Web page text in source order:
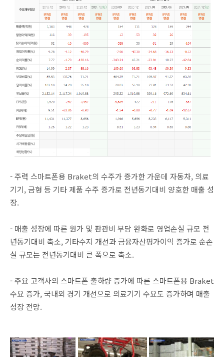
- 주력 스마트폰용 Braket의 수주가 증가한 가운데 자동차, 의료
기기, 금형 등 기타 제품 수주 증가로 전년동기대비 양호한 매출 성
장.
- 매출 성장에 따른 원가 및 판관비 부담 완화로 영업손실 규모 전
년동기대비 축소, 기타수지 개선과 금융자산평가이익 증가로 순손
실 규모는 전년동기대비 큰 폭으로 축소.
- 주요 고객사의 스마트폰 출하량 증가에 따른 스마트폰용 Braket
수요 증가, 국내외 경기 개선으로 의료기기 수요도 증가하며 매출
성장 전망.